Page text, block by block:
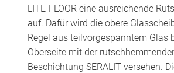
LITE-FLOOR eine ausreichende
auf. Dafür wird die obere
Regel aus teilvorgespanntem Glas
Oberseite mit der
Beschichtung SERALIT versehen.